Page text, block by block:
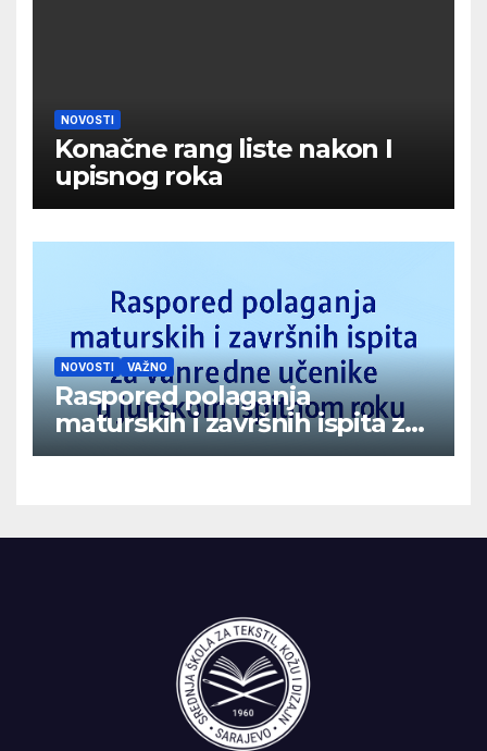
NOVOSTI
Konačne rang liste nakon I
upisnog roka
NOVOSTI VAŽNO
Raspored polaganja
maturskih i završnih ispita za
vanredne učenike u junskom